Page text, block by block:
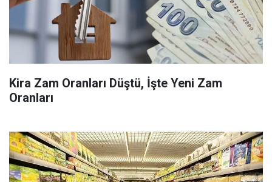
Kira Zam Oranları Düştü, İşte Yeni Zam
Oranları